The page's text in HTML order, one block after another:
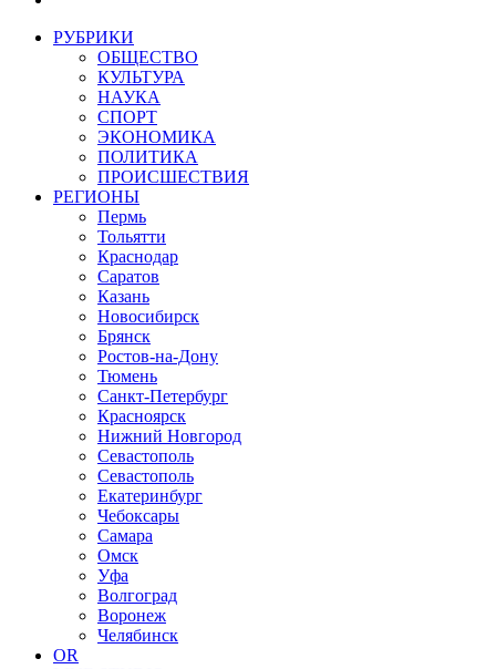
РУБРИКИ
ОБЩЕСТВО
КУЛЬТУРА
НАУКА
СПОРТ
ЭКОНОМИКА
ПОЛИТИКА
ПРОИСШЕСТВИЯ
РЕГИОНЫ
Пермь
Тольятти
Краснодар
Саратов
Казань
Новосибирск
Брянск
Ростов-на-Дону
Тюмень
Санкт-Петербург
Красноярск
Нижний Новгород
Севастополь
Севастополь
Екатеринбург
Чебоксары
Самара
Омск
Уфа
Волгоград
Воронеж
Челябинск
OR